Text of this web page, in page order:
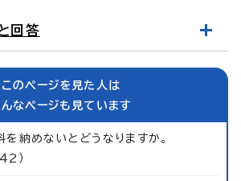
回答
このページを見た人は
んなページも見ています
を納めないとどうなりますか。
）